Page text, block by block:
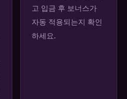
고 입금 후 보너스가
자동 적용되는지 확인
하세요.